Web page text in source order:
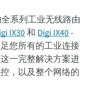
全系列工业无线路由
IX30和 Digi IX40-
您所有的工业连接
一完整解决方案进
，以及整个网络的